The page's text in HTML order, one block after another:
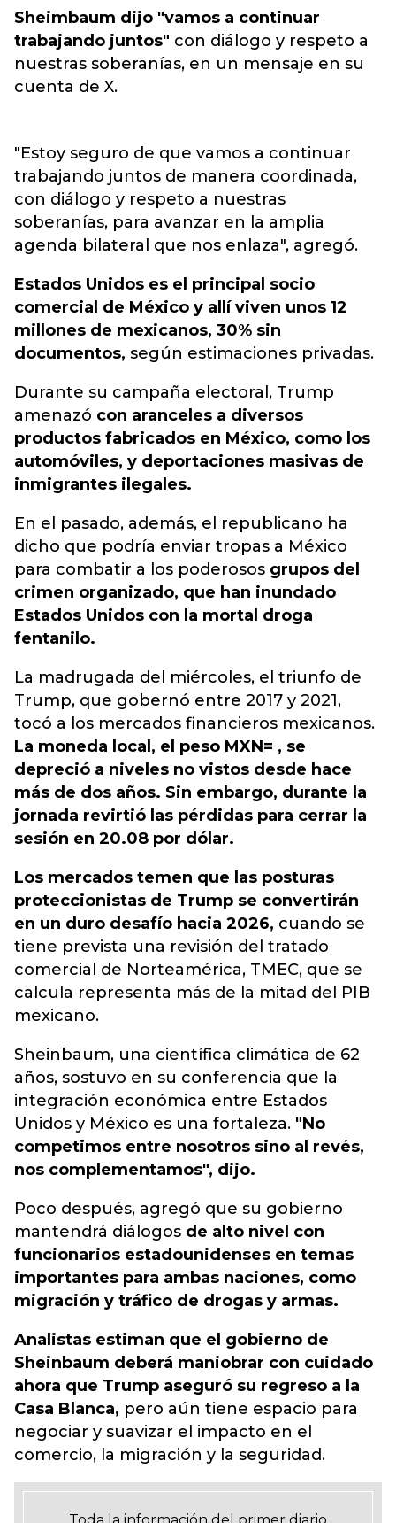
Sheimbaum dijo "vamos a continuar
trabajando juntos" con diálogo y respeto a
nuestras soberanías, en un mensaje en su
cuenta de X.
"Estoy seguro de que vamos a continuar
trabajando juntos de manera coordinada,
con diálogo y respeto a nuestras
soberanías, para avanzar en la amplia
agenda bilateral que nos enlaza", agregó.
Estados Unidos es el principal socio
comercial de México y allí viven unos 12
millones de mexicanos, 30% sin
documentos, según estimaciones privadas.
Durante su campaña electoral, Trump
amenazó con aranceles a diversos
productos fabricados en México, como los
automóviles, y deportaciones masivas de
inmigrantes ilegales.
En el pasado, además, el republicano ha
dicho que podría enviar tropas a México
para combatir a los poderosos grupos del
crimen organizado, que han inundado
Estados Unidos con la mortal droga
fentanilo.
La madrugada del miércoles, el triunfo de
Trump, que gobernó entre 2017 y 2021,
tocó a los mercados financieros mexicanos.
La moneda local, el peso MXN= , se
depreció a niveles no vistos desde hace
más de dos años. Sin embargo, durante la
jornada revirtió las pérdidas para cerrar la
sesión en 20.08 por dólar.
Los mercados temen que las posturas
proteccionistas de Trump se convertirán
en un duro desafío hacia 2026, cuando se
tiene prevista una revisión del tratado
comercial de Norteamérica, TMEC, que se
calcula representa más de la mitad del PIB
mexicano.
Sheinbaum, una científica climática de 62
años, sostuvo en su conferencia que la
integración económica entre Estados
Unidos y México es una fortaleza. "No
competimos entre nosotros sino al revés,
nos complementamos", dijo.
Poco después, agregó que su gobierno
mantendrá diálogos de alto nivel con
funcionarios estadounidenses en temas
importantes para ambas naciones, como
migración y tráfico de drogas y armas.
Analistas estiman que el gobierno de
Sheinbaum deberá maniobrar con cuidado
ahora que Trump aseguró su regreso a la
Casa Blanca, pero aún tiene espacio para
negociar y suavizar el impacto en el
comercio, la migración y la seguridad.